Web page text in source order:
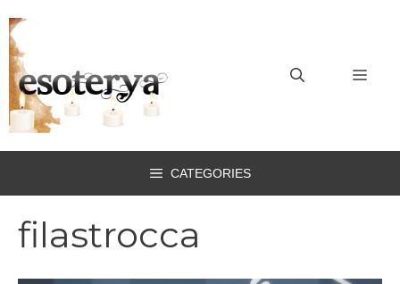
al
contenuto
CATEGORIES
filastrocca